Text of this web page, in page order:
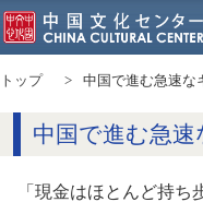
トップ 中国で進む急速な
中国で進む急
「現金はほとんど持